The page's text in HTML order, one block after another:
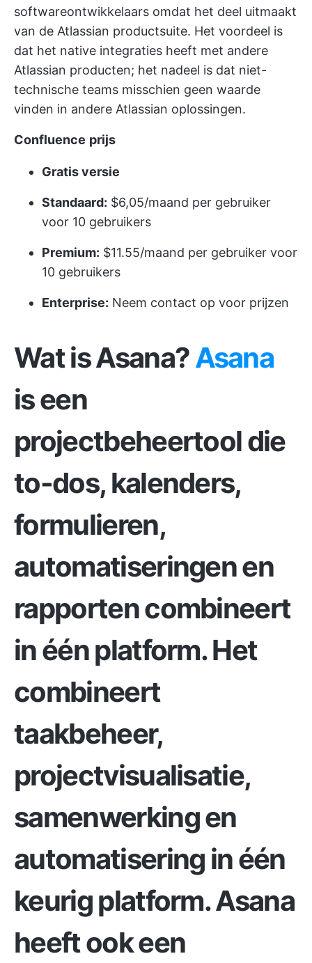
softwareontwikkelaars omdat het deel uitmaakt
van de Atlassian productsuite. Het voordeel is
dat het native integraties heeft met andere
Atlassian producten; het nadeel is dat niet-
technische teams misschien geen waarde
vinden in andere Atlassian oplossingen.
Confluence prijs
Gratis versie
Standaard: $6,05/maand per gebruiker
voor 10 gebruikers
Premium: $11.55/maand per gebruiker voor
10 gebruikers
Enterprise: Neem contact op voor prijzen
Wat is Asana?Asana
is een
projectbeheertool die
to-dos, kalenders,
formulieren,
automatiseringen en
rapporten combineert
in één platform. Het
combineert
taakbeheer,
projectvisualisatie,
samenwerking en
automatisering in één
keurig platform. Asana
heeft ook een